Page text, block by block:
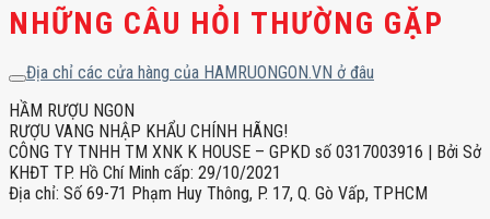
NHỮNG CÂU HỎI THƯỜNG GẶP
Địa chỉ các cửa hàng của HAMRUONGON.VN ở đâu
HẦM RƯỢU NGON
RƯỢU VANG NHẬP KHẨU CHÍNH HÃNG!
CÔNG TY TNHH TM XNK K HOUSE – GPKD số 0317003916 | Bởi Sở
KHĐT TP. Hồ Chí Minh cấp: 29/10/2021
Địa chỉ: Số 69-71 Phạm Huy Thông, P. 17, Q. Gò Vấp, TPHCM